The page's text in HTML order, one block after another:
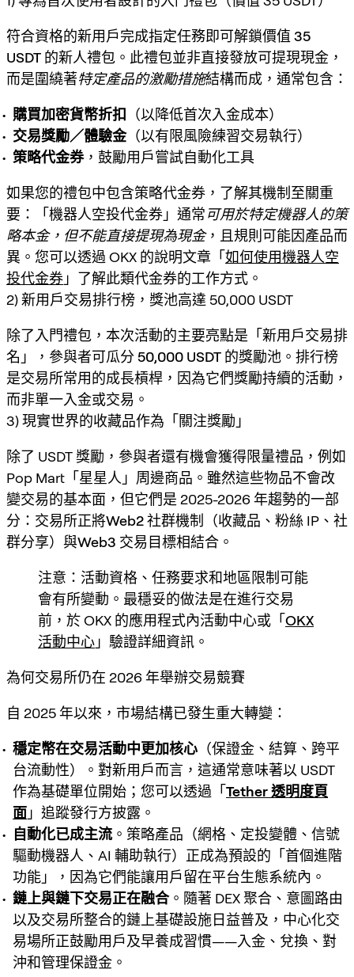
符合資格的新用戶完成指定任務即可解鎖價值 35
USDT 的新人禮包。此禮包並非直接發放可提現現金，
而是圍繞著特定產品的激勵措施結構而成，通常包含：
購買加密貨幣折扣 （以降低首次入金成本）
交易獎勵／體驗金（以有限風險練習交易執行）
策略代金券，鼓勵用戶嘗試自動化工具
如果您的禮包中包含策略代金券，了解其機制至關重
要：「機器人空投代金券」通常可用於特定機器人的策
略本金，但不能直接提現為現金，且規則可能因產品而
異。您可以透過 OKX 的說明文章「如何使用機器人空
投代金券 」了解此類代金券的工作方式。
2) 新用戶交易排行榜，獎池高達 50,000 USDT
除了入門禮包，本次活動的主要亮點是「新用戶交易排
名 」，參與者可瓜分 50,000 USDT 的獎勵池。排行榜
是交易所常用的成長槓桿，因為它們獎勵持續的活動，
而非單一入金或交易。
3) 現實世界的收藏品作為「關注獎勵」
除了 USDT 獎勵，參與者還有機會獲得限量禮品，例如
Pop Mart「星星人 」周邊商品。雖然這些物品不會改
變交易的基本面，但它們是 2025-2026 年趨勢的一部
分：交易所正將Web2 社群機制
（收藏品、粉絲 IP、社
群分享）與Web3 交易目標相結合。
注意：活動資格、任務要求和地區限制可能
會有所變動。最穩妥的做法是在進行交易
前，於 OKX 的應用程式內活動中心或「OKX
活動中心 」驗證詳細資訊。
為何交易所仍在 2026 年舉辦交易競賽
自 2025 年以來，市場結構已發生重大轉變：
穩定幣在交易活動中更加核心 （保證金、結算、跨平
台流動性）。對新用戶而言，這通常意味著以 USDT
作為基礎單位開始；您可以透過「Tether 透明度頁
面 」追蹤發行方披露。
自動化已成主流 。策略產品（網格、定投變體、信號
驅動機器人、AI 輔助執行）正成為預設的「首個進階
功能」，因為它們能讓用戶留在平台生態系統內。
鏈上與鏈下交易正在融合。隨著 DEX 聚合、意圖路由
以及交易所整合的鏈上基礎設施日益普及，中心化交
易場所正鼓勵用戶及早養成習慣——入金、兌換、對
沖和管理保證金。